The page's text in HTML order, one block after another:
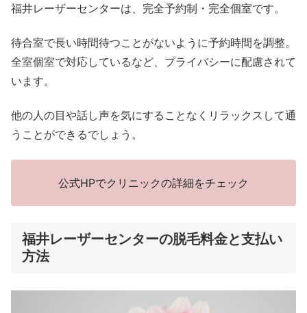
福井レーザーセンターは、完全予約制・完全個室です。
待合室で長い時間待つことがないように予約時間を調整。
全室個室で対応しているなど、プライバシーに配慮されて
います。
他の人の目や話し声を気にすることなくリラックスして通
うことができるでしょう。
公式HPでクリニックの詳細をチェック
福井レーザーセンターの脱毛料金と支払い
方法